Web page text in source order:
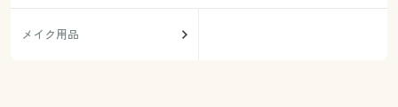
メイク用品